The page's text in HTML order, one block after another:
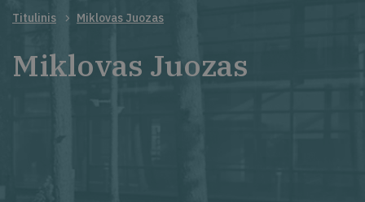
Titulinis Miklovas Juozas
Miklovas Juozas